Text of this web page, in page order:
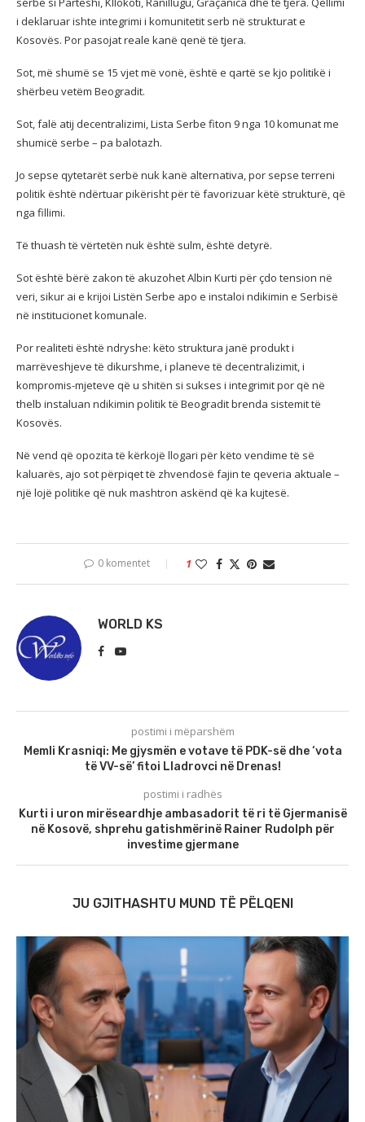
i deklaruar ishte integrimi i komunitetit serb në strukturat e
Kosovës. Por pasojat reale kanë qenë të tjera.
Sot, më shumë se 15 vjet më vonë, është e qartë se kjo politikë i
shërbeu vetëm Beogradit.
Sot, falë atij decentralizimi, Lista Serbe fiton 9 nga 10 komunat me
shumicë serbe – pa balotazh.
Jo sepse qytetarët serbë nuk kanë alternativa, por sepse terreni
politik është ndërtuar pikërisht për të favorizuar këtë strukturë, që
nga fillimi.
Të thuash të vërtetën nuk është sulm, është detyrë.
Sot është bërë zakon të akuzohet Albin Kurti për çdo tension në
veri, sikur ai e krijoi Listën Serbe apo e instaloi ndikimin e Serbisë
në institucionet komunale.
Por realiteti është ndryshe: këto struktura janë produkt i
marrëveshjeve të dikurshme, i planeve të decentralizimit, i
kompromis-mjeteve që u shitën si sukses i integrimit por që në
thelb instaluan ndikimin politik të Beogradit brenda sistemit të
Kosovës.
Në vend që opozita të kërkojë llogari për këto vendime të së
kaluarës, ajo sot përpiqet të zhvendosë fajin te qeveria aktuale –
një lojë politike që nuk mashtron askënd që ka kujtesë.
0 komentet 1
WORLD KS
postimi i mëparshëm
Memli Krasniqi: Me gjysmën e votave të PDK-së dhe ‘vota
të VV-së’ fitoi Lladrovci në Drenas!
postimi i radhës
Kurti i uron mirëseardhje ambasadorit të ri të Gjermanisë
në Kosovë, shprehu gatishmërinë Rainer Rudolph për
investime gjermane
JU GJITHASHTU MUND TË PËLQENI